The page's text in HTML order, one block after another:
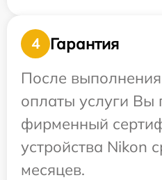
4
Гарантия
После
оплаты услуги Вы
фирменный
устройства Nikon
месяцев.